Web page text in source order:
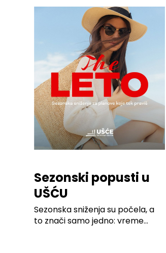
Sezonski popusti u
UŠĆU
Sezonska sniženja su počela, a
to znači samo jedno: vreme...